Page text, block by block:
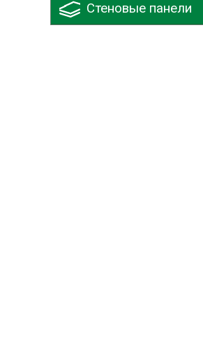
Стеновые панели